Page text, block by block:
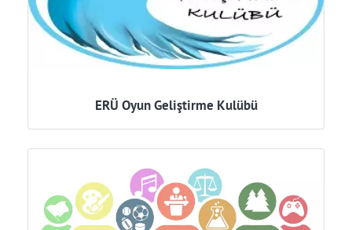
ERÜ Oyun Geliştirme Kulübü